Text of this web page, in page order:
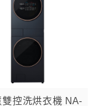
雙控洗烘衣機 NA-